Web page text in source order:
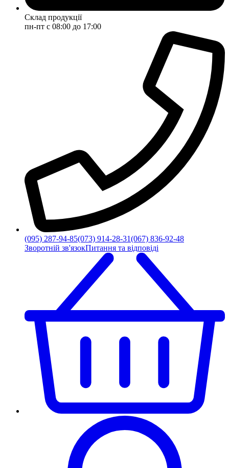
Склад продукції
пн-пт с 08:00 до 17:00
(095) 287-94-85(073) 914-28-31(067) 836-92-48
Зворотній зв'язокПитання та відповіді